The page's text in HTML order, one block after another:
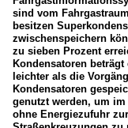
sind vom
besitzen
zwischenspeichern
zu sieben Prozent
Kondensatoren
leichter als die
Kondensatoren
genutzt werden, um
ohne Energiezufuhr